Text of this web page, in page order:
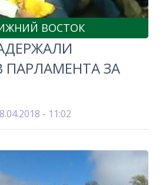
ВОСТОК
ПАРЛАМЕНТА ЗА
- 11:02